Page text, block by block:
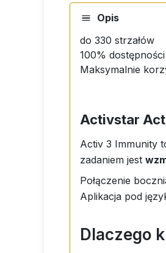
Opis
do 330 strzałów
100%
Maksymalnie
Activstar
Activ 3 Immunity
zadaniem jest
Połączenie
Aplikacja pod
Dlaczego